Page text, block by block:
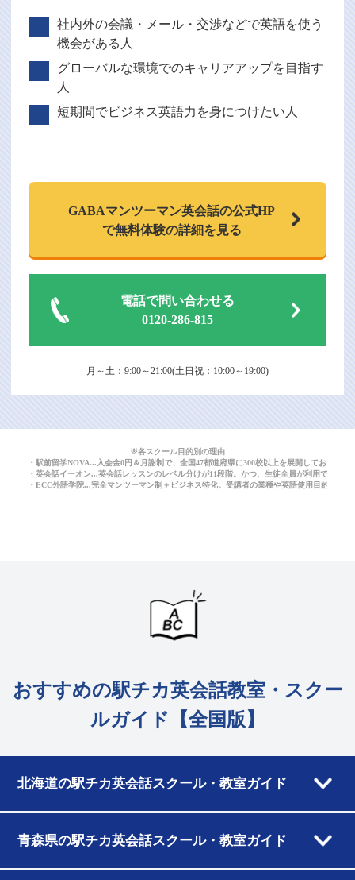
社内外の会議・メール・交渉などで英語を使う
機会がある人
グローバルな環境でのキャリアアップを目指す
人
短期間でビジネス英語力を身につけたい人
GABAマンツーマン英会話の公式HP
で無料体験の詳細を見る
電話で問い合わせる
0120-286-815
月～土：9:00～21:00(土日祝：10:00～19:00)
※各スクール目的別の理由
・駅前留学NOVA...入会金0円＆月謝制で、全国47都道府県に300校以上を展開しており、
・英会話イーオン...英会話レッスンのレベル分けが11段階。かつ、生徒全員が利用できる
・ECC外語学院...完全マンツーマン制＋ビジネス特化。受講者の業種や英語使用目的に応
おすすめの駅チカ英会話教室・スクー
ルガイド【全国版】
北海道の駅チカ英会話スクール・教室ガイド
青森県の駅チカ英会話スクール・教室ガイド